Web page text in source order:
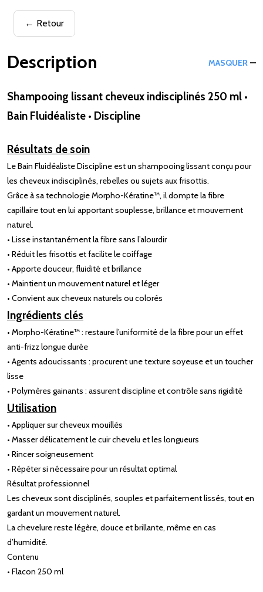
← Retour
Description MASQUER
Shampooing lissant cheveux indisciplinés 250 ml •
Bain Fluidéaliste • Discipline
Résultats de soin
Le Bain Fluidéaliste Discipline est un shampooing lissant conçu pour
les cheveux indisciplinés, rebelles ou sujets aux frisottis.
Grâce à sa technologie Morpho-Kératine™, il dompte la fibre
capillaire tout en lui apportant souplesse, brillance et mouvement
naturel.
• Lisse instantanément la fibre sans l’alourdir
• Réduit les frisottis et facilite le coiffage
• Apporte douceur, fluidité et brillance
• Maintient un mouvement naturel et léger
• Convient aux cheveux naturels ou colorés
Ingrédients clés
• Morpho-Kératine™ : restaure l’uniformité de la fibre pour un effet
anti-frizz longue durée
• Agents adoucissants : procurent une texture soyeuse et un toucher
lisse
• Polymères gainants : assurent discipline et contrôle sans rigidité
Utilisation
• Appliquer sur cheveux mouillés
• Masser délicatement le cuir chevelu et les longueurs
• Rincer soigneusement
• Répéter si nécessaire pour un résultat optimal
Résultat professionnel
Les cheveux sont disciplinés, souples et parfaitement lissés, tout en
gardant un mouvement naturel.
La chevelure reste légère, douce et brillante, même en cas
d’humidité.
Contenu
• Flacon 250 ml